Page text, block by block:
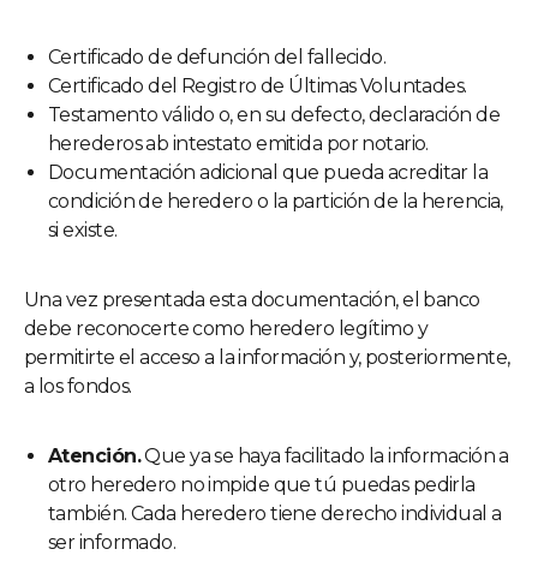
Certificado de defunción del fallecido.
Certificado del Registro de Últimas Voluntades.
Testamento válido o, en su defecto, declaración de
herederos ab intestato emitida por notario.
Documentación adicional que pueda acreditar la
condición de heredero o la partición de la herencia,
si existe.
Una vez presentada esta documentación, el banco
debe reconocerte como heredero legítimo y
permitirte el acceso a la información y, posteriormente,
a los fondos.
Atención.Que ya se haya facilitado la información a
otro heredero no impide que tú puedas pedirla
también. Cada heredero tiene derecho individual a
ser informado.